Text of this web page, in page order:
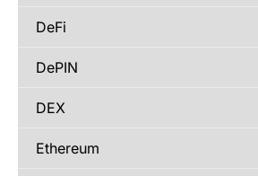
DeFi
DePIN
DEX
Ethereum